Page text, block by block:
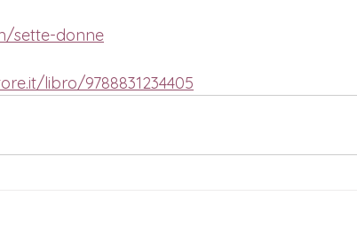
sette-donne
libro/9788831234405